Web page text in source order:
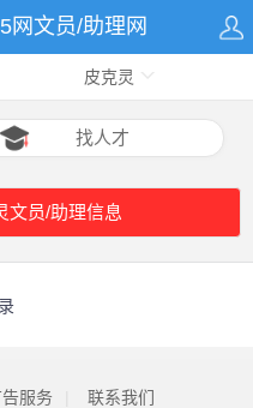
网文员/助理网
皮克灵
找人才
文员/助理信息
告服务 联系我们